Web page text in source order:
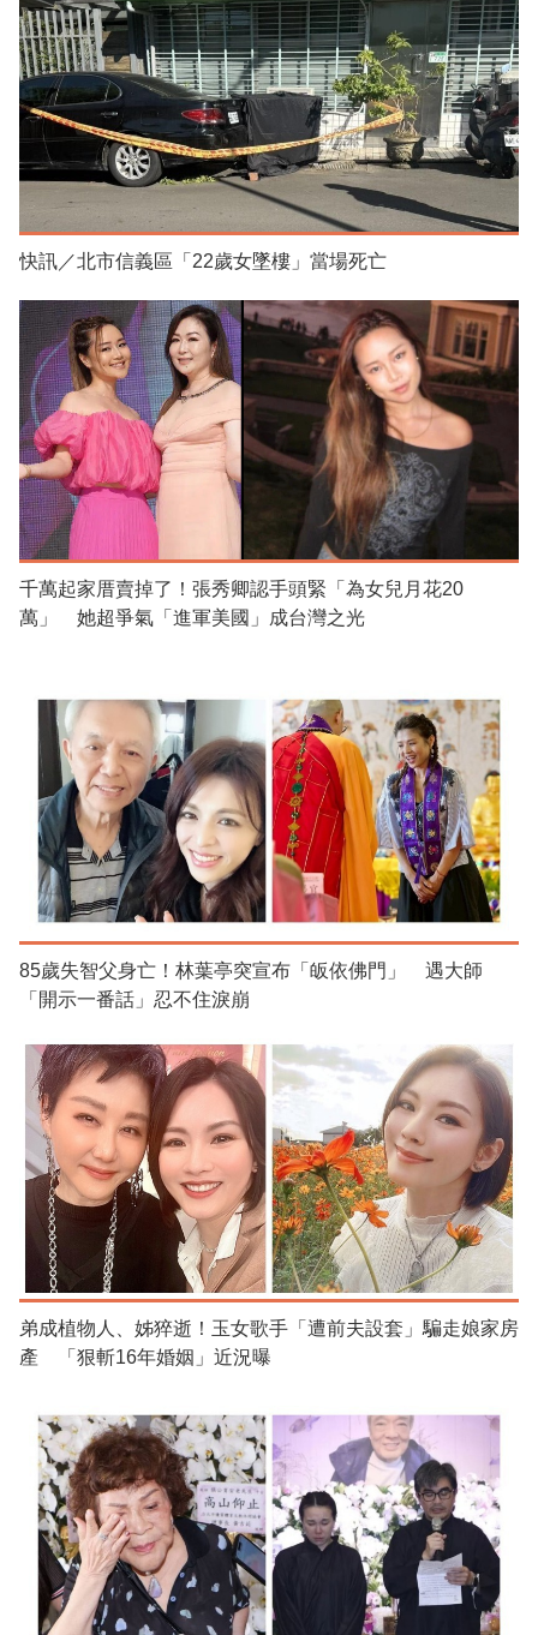
快訊／北市信義區「22歲女墜樓」當場死亡
千萬起家厝賣掉了！張秀卿認手頭緊「為女兒月花20
萬」 她超爭氣「進軍美國」成台灣之光
85歲失智父身亡！林葉亭突宣布「皈依佛門」 遇大師
「開示一番話」忍不住淚崩
弟成植物人、姊猝逝！玉女歌手「遭前夫設套」騙走娘家房
產 「狠斬16年婚姻」近況曝